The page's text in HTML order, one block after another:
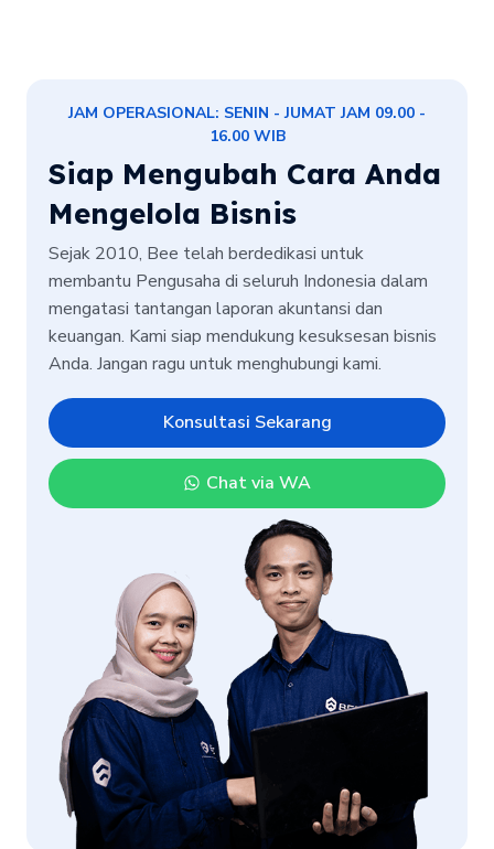
JAM OPERASIONAL: SENIN - JUMAT JAM 09.00 -
16.00 WIB
Siap Mengubah Cara Anda
Mengelola Bisnis
Sejak 2010, Bee telah berdedikasi untuk
membantu Pengusaha di seluruh Indonesia dalam
mengatasi tantangan laporan akuntansi dan
keuangan. Kami siap mendukung kesuksesan bisnis
Anda. Jangan ragu untuk menghubungi kami.
Konsultasi Sekarang
Chat via WA